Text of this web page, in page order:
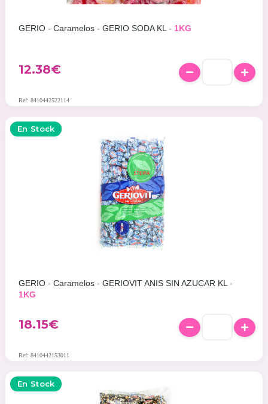
GERIO - Caramelos - GERIO SODA KL - 1KG
12.38€
Ref: 8410442522114
En Stock
GERIO - Caramelos - GERIOVIT ANIS SIN AZUCAR KL -
1KG
18.15€
Ref: 8410442153011
En Stock